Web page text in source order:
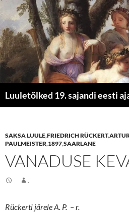
Luuletõlked 19. sajandi eesti
SAKSA LUULE,FRIEDRICH RÜCKERT,ARTUR
PAULMEISTER,1897,SAARLANE
VANADUSE
Rückerti järele A. P. – r.